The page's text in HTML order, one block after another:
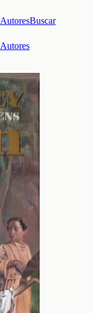
AutoresBuscar
Autores